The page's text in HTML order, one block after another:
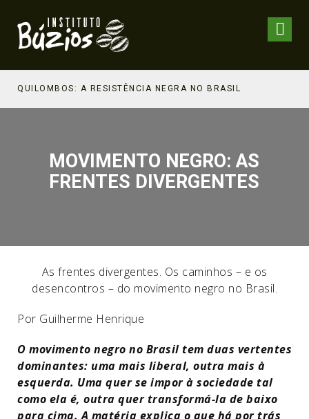
QUILOMBOS: A RESISTÊNCIA NEGRA NO BRASIL
MOVIMENTO NEGRO: AS
FRENTES DIVERGENTES
As frentes divergentes. Os caminhos – e os
desencontros – do movimento negro no Brasil.
Por Guilherme Henrique
O movimento negro no Brasil tem duas vertentes
dominantes: uma mais liberal, outra mais à
esquerda. Uma quer se impor à sociedade tal
como ela é, outra quer transformá-la de baixo
para cima. A matéria explica o que há por trás